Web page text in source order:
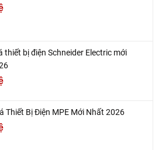
thiết bị điện Schneider Electric mới
Thiết Bị Điện MPE Mới Nhất 2026